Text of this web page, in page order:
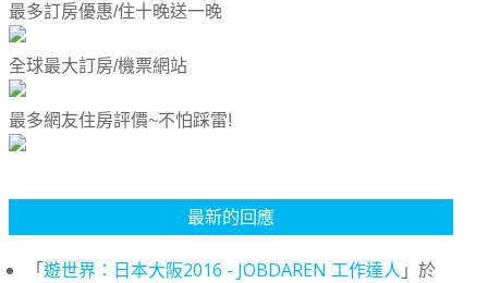
最多訂房優惠/住十晚送一晚
全球最大訂房/機票網站
最多網友住房評價~不怕踩雷!
最新的回應
「遊世界：日本大阪2016 - JOBDAREN 工作達人 」於